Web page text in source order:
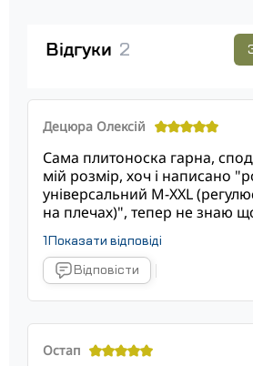
Відгуки 2
Децюра Олексій
Сама плитоноска гарна,
мій розмір, хоч і написано
універсальний M-XXL
на плечах)", тепер не знаю
1Показати відповіді
Відповісти
Остап